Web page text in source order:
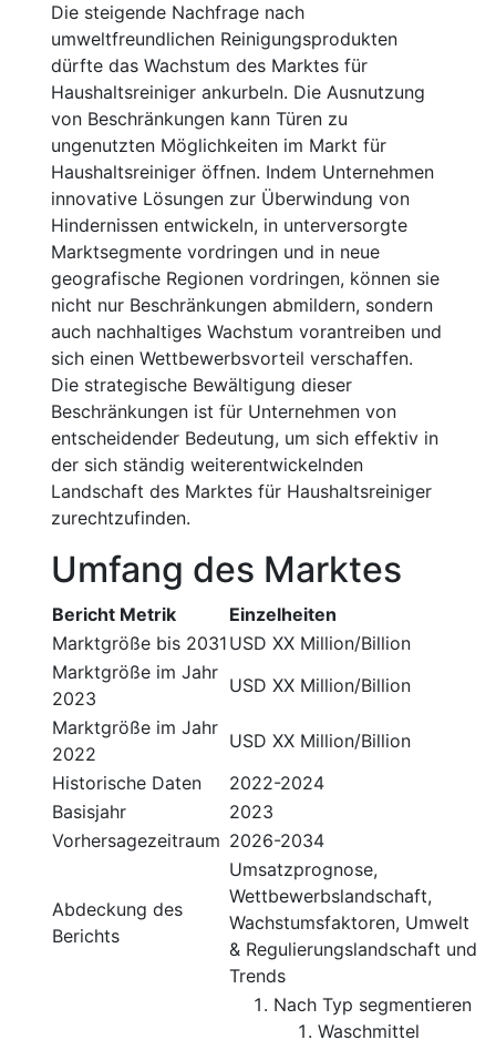
Die steigende Nachfrage nach
umweltfreundlichen Reinigungsprodukten
dürfte das Wachstum des Marktes für
Haushaltsreiniger ankurbeln. Die Ausnutzung
von Beschränkungen kann Türen zu
ungenutzten Möglichkeiten im Markt für
Haushaltsreiniger öffnen. Indem Unternehmen
innovative Lösungen zur Überwindung von
Hindernissen entwickeln, in unterversorgte
Marktsegmente vordringen und in neue
geografische Regionen vordringen, können sie
nicht nur Beschränkungen abmildern, sondern
auch nachhaltiges Wachstum vorantreiben und
sich einen Wettbewerbsvorteil verschaffen.
Die strategische Bewältigung dieser
Beschränkungen ist für Unternehmen von
entscheidender Bedeutung, um sich effektiv in
der sich ständig weiterentwickelnden
Landschaft des Marktes für Haushaltsreiniger
zurechtzufinden.
Umfang des Marktes
Bericht Metrik
Einzelheiten
Marktgröße bis 2031 USD XX Million/Billion
Marktgröße im Jahr
2023
USD XX Million/Billion
Marktgröße im Jahr
2022
USD XX Million/Billion
Historische Daten
2022-2024
Basisjahr
2023
Vorhersagezeitraum 2026-2034
Abdeckung des
Berichts
Umsatzprognose,
Wettbewerbslandschaft,
Wachstumsfaktoren, Umwelt
& Regulierungslandschaft und
Trends
Nach Typ segmentieren
Waschmittel